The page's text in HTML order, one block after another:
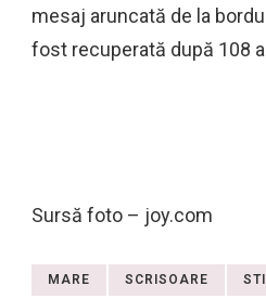
mesaj aruncată de la
fost recuperată după 108
Sursă foto – joy.com
MARE SCRISOARE